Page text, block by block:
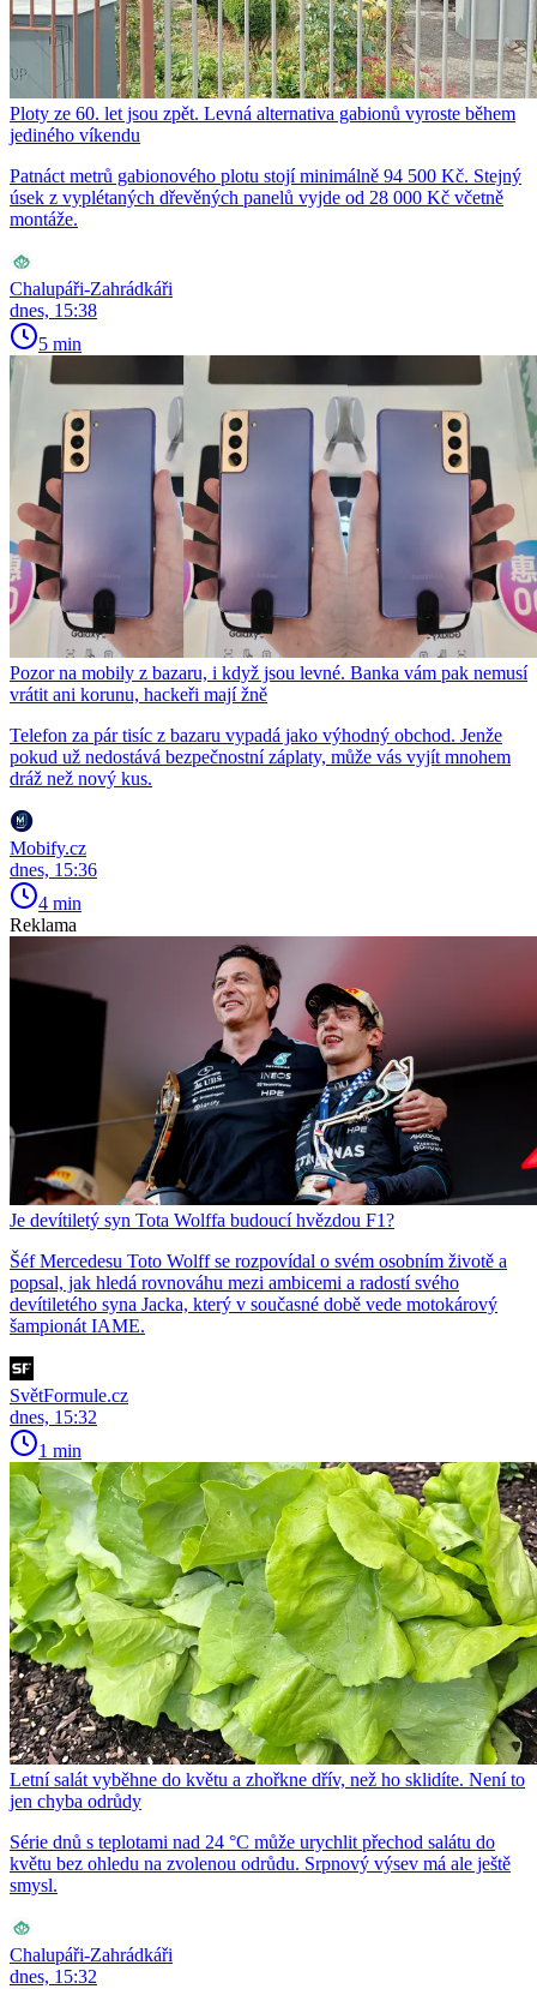
Ploty ze 60. let jsou zpět. Levná alternativa gabionů vyroste během
jediného víkendu
Patnáct metrů gabionového plotu stojí minimálně 94 500 Kč. Stejný
úsek z vyplétaných dřevěných panelů vyjde od 28 000 Kč včetně
montáže.
Chalupáři-Zahrádkáři
dnes, 15:38
5 min
Pozor na mobily z bazaru, i když jsou levné. Banka vám pak nemusí
vrátit ani korunu, hackeři mají žně
Telefon za pár tisíc z bazaru vypadá jako výhodný obchod. Jenže
pokud už nedostává bezpečnostní záplaty, může vás vyjít mnohem
dráž než nový kus.
Mobify.cz
dnes, 15:36
4 min
Reklama
Je devítiletý syn Tota Wolffa budoucí hvězdou F1?
Šéf Mercedesu Toto Wolff se rozpovídal o svém osobním životě a
popsal, jak hledá rovnováhu mezi ambicemi a radostí svého
devítiletého syna Jacka, který v současné době vede motokárový
šampionát IAME.
SvětFormule.cz
dnes, 15:32
1 min
Letní salát vyběhne do květu a zhořkne dřív, než ho sklidíte. Není to
jen chyba odrůdy
Série dnů s teplotami nad 24 °C může urychlit přechod salátu do
květu bez ohledu na zvolenou odrůdu. Srpnový výsev má ale ještě
smysl.
Chalupáři-Zahrádkáři
dnes, 15:32